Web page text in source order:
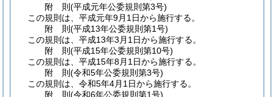
附 則(平成元年公委規則第3号)
この規則は、平成元年9月1日から施行する。
附 則(平成13年公委規則第1号)
この規則は、平成13年3月1日から施行する。
附 則(平成15年公委規則第10号)
この規則は、平成15年8月1日から施行する。
附 則(令和5年公委規則第3号)
この規則は、令和5年4月1日から施行する。
附 則(令和6年公委規則第1号)